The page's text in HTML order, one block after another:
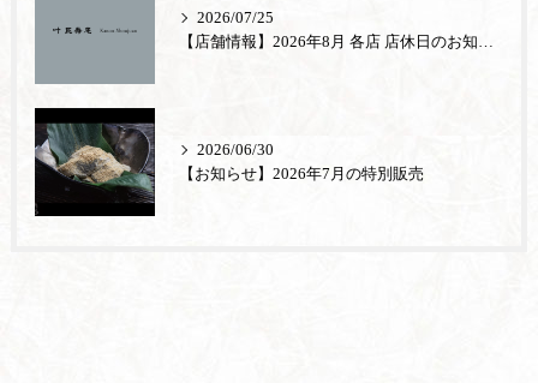
2026/07/25
2026/06/30
【お知らせ】2026年7月の特別販売